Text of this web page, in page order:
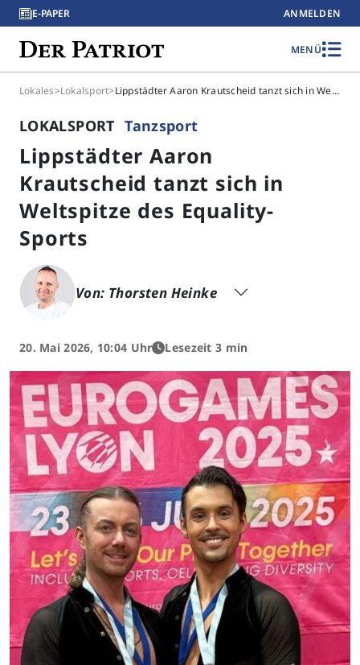
E-PAPER ANMELDEN
MENÜ
Lokales>Lokalsport> Lippstädter Aaron Krautscheid tanzt sich in Weltspitze des Equality-Sports
LOKALSPORT Tanzsport
Lippstädter Aaron
Krautscheid tanzt sich in
Weltspitze des Equality-
Sports
Von: Thorsten Heinke
20. Mai 2026, 10:04 Uhr Lesezeit 3 min